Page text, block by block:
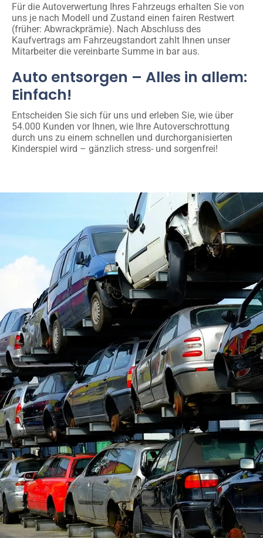
Für die Autoverwertung Ihres Fahrzeugs erhalten Sie von
uns je nach Modell und Zustand einen fairen Restwert
(früher: Abwrackprämie). Nach Abschluss des
Kaufvertrags am Fahrzeugstandort zahlt Ihnen unser
Mitarbeiter die vereinbarte Summe in bar aus.
Auto entsorgen – Alles in allem:
Einfach!
Entscheiden Sie sich für uns und erleben Sie, wie über
54.000 Kunden vor Ihnen, wie Ihre Autoverschrottung
durch uns zu einem schnellen und durchorganisierten
Kinderspiel wird – gänzlich stress- und sorgenfrei!